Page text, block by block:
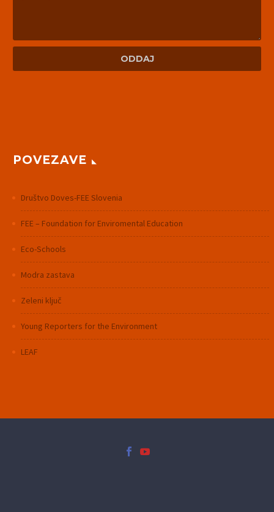
POVEZAVE
Društvo Doves-FEE Slovenia
FEE – Foundation for Enviromental Education
Eco-Schools
Modra zastava
Zeleni ključ
Young Reporters for the Environment
LEAF